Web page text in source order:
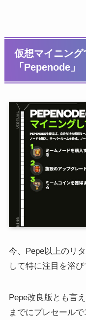
仮想マイニン
「Pepenode」
今、Pepe以上のリ
して特に注目を浴
Pepe改良版とも言
までにプレセール